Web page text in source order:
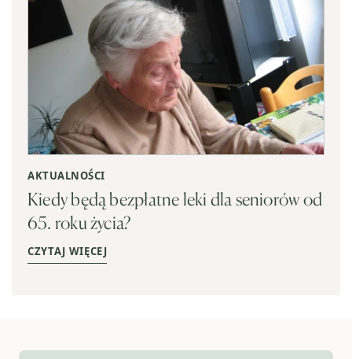
AKTUALNOŚCI
Kiedy będą bezpłatne leki dla seniorów od
65. roku życia?
CZYTAJ WIĘCEJ